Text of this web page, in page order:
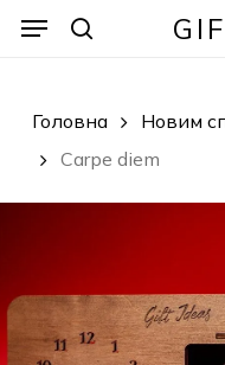
Menu
Головна
Новим
Carpe diem
Menu